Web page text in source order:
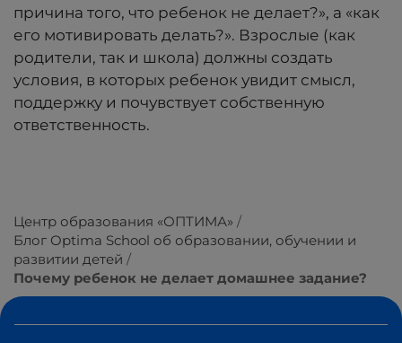
причина того, что ребенок не делает?», а «как
его мотивировать делать?». Взрослые (как
родители, так и школа) должны создать
условия, в которых ребенок увидит смысл,
поддержку и почувствует собственную
ответственность.
Центр образования «ОПТИМА»
Блог Optima School об образовании, обучении и
развитии детей
Почему ребенок не делает домашнее задание?